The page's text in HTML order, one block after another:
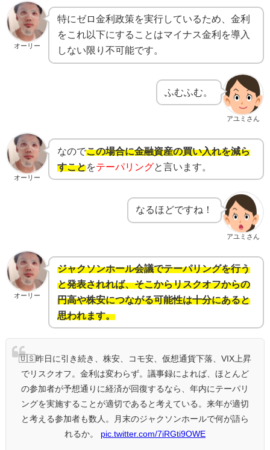
オーリー
特にゼロ金利政策を実行しているため、金利
をこれ以下にすることはマイナス金利を導入
しない限り不可能です。
アユミさん
ふむふむ。
オーリー
なのでこの場合に金融資産の買い入れを減ら
すことをテーパリングと言います。
アユミさん
なるほどですね！
オーリー
ジャクソンホール会議でテーパリングを行う
と発表されれば、そこからリスクオフからの
円高や株安につながる可能性は十分にあると
思われます。
🇺🇸昨日に引き続き、株安、コモ安、仮想通貨下落、VIX上昇
でリスクオフ。金利は変わらず。議事録によれば、ほとんど
の参加者が予想通りに経済が回復するなら、年内にテーパリ
ングを実施することが適切であると考えている。来年が適切
と考える参加者も数人。月末のジャクソンホールで何が語ら
れるか。 pic.twitter.com/7iRGti9OWE